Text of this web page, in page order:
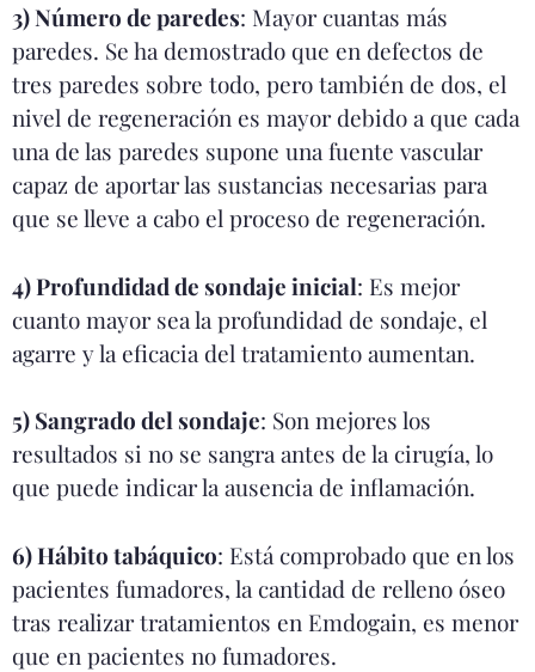
3) Número de paredes: Mayor cuantas más
paredes. Se ha demostrado que en defectos de
tres paredes sobre todo, pero también de dos, el
nivel de regeneración es mayor debido a que cada
una de las paredes supone una fuente vascular
capaz de aportar las sustancias necesarias para
que se lleve a cabo el proceso de regeneración.
4) Profundidad de sondaje inicial: Es mejor
cuanto mayor sea la profundidad de sondaje, el
agarre y la eficacia del tratamiento aumentan.
5) Sangrado del sondaje: Son mejores los
resultados si no se sangra antes de la cirugía, lo
que puede indicar la ausencia de inflamación.
6) Hábito tabáquico: Está comprobado que en los
pacientes fumadores, la cantidad de relleno óseo
tras realizar tratamientos en Emdogain, es menor
que en pacientes no fumadores.